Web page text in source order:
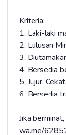
Kriteria:
1. Laki-laki
2. Lulusan
3.
4. Bersedia
5. Jujur,
6. Bersedia
Jika
wa.me/